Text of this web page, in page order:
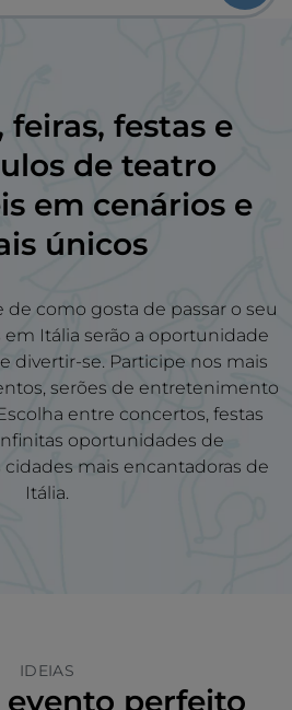
feiras, festas e
de teatro
em cenáriose
únicos
como gosta de passar o seu
em Itália serão a oportunidade
divertir-se. Participe nos mais
serões de entretenimento
entre concertos, festas
oportunidades de
mais encantadoras de
Itália.
IDEIAS
evento perfeito